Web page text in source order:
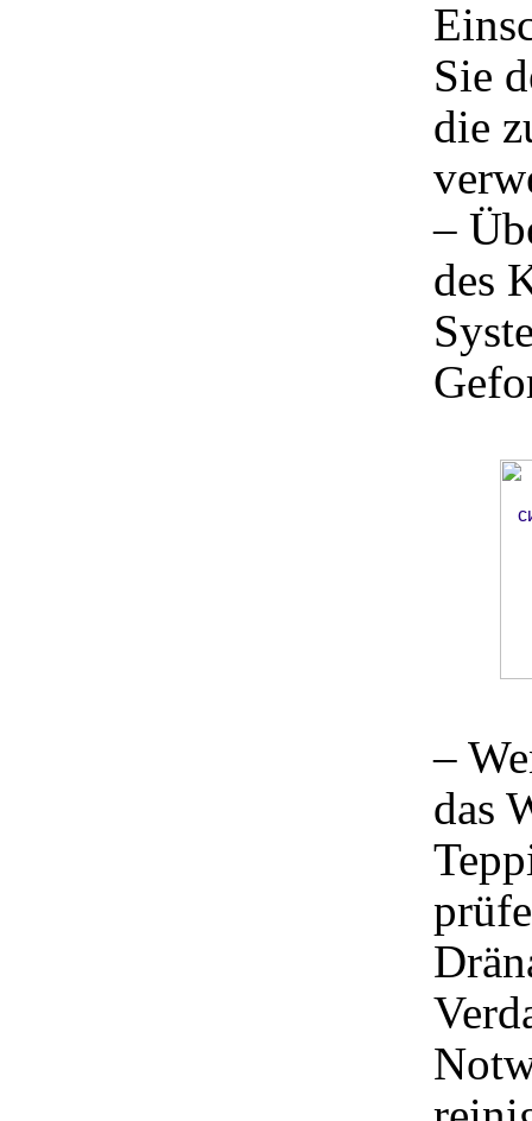
Sie
die
–
des
–
das